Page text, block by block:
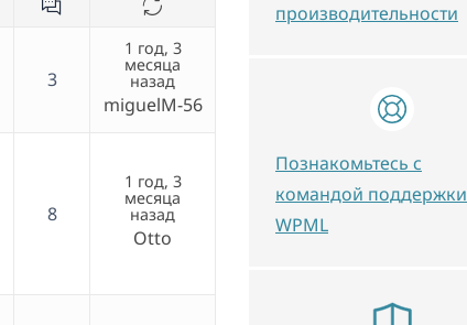
3
1 год, 3
месяца
назад
miguelM-56
8
1 год, 3
месяца
назад
Otto
производительности
Познакомьтесь с
командой поддержки
WPML